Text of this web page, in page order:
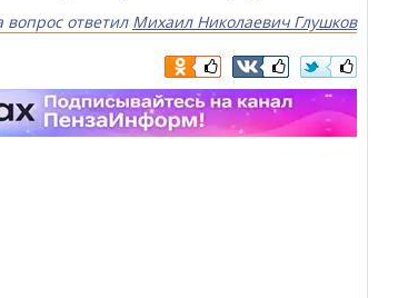
вопрос ответил Михаил Николаевич Глушков